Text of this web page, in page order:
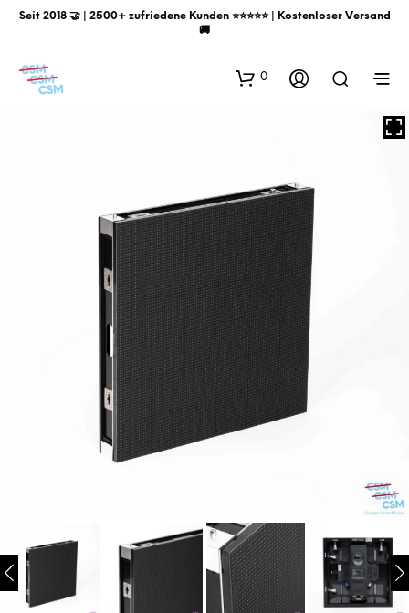
Seit 2018 🤝 | 2500+ zufriedene Kunden ⭐️⭐️⭐️⭐️⭐️ | Kostenloser Versand
🚚
0